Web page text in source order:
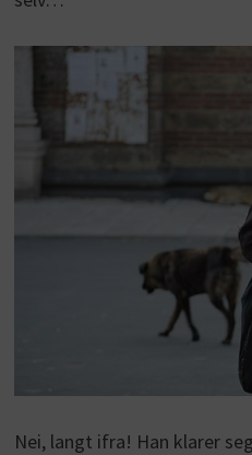
Nei, langt ifra! Han klarer